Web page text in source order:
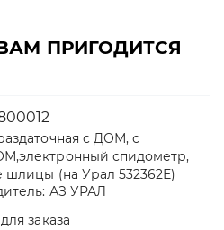
ПРИГОДИТСЯ
с ДОМ, с
спидометр,
шлицы (на Урал 532362Е)
АЗ УРАЛ
заказа